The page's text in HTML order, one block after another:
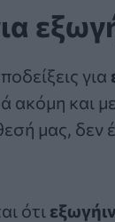
για
ακόμη και
μας, δεν
ότι